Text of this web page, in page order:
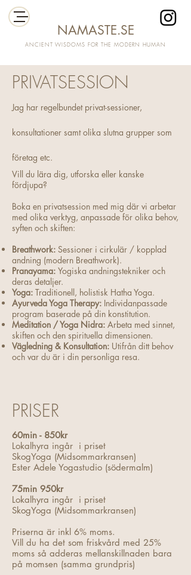
ANCIENT WISDOMS FOR THE MODERN HUMAN
NAMASTE.SE
PRIVATSESSION
Jag har regelbundet privat-sessioner,
konsultationer samt olika slutna grupper som
företag etc.
Vill du lära dig, utforska eller kanske
fördjupa?
Boka en privatsession med mig där vi arbetar
med olika verktyg, anpassade för olika behov,
syften och skiften:
Breathwork: Sessioner i cirkulär / kopplad
andning (modern Breathwork).
Pranayama: Yogiska andningstekniker och
deras detaljer.
Yoga: Traditionell, holistisk Hatha Yoga.
Ayurveda Yoga Therapy: Individanpassade
program baserade på din konstitution.
Meditation / Yoga Nidra: Arbeta med sinnet,
skiften och den spirituella dimensionen.
Vägledning & Konsultation: Utifrån ditt behov
och var du är i din personliga resa.
PRISER
60min - 850kr
Lokalhyra ingår i priset
SkogYoga (Midsommarkransen)
Ester Adele Yogastudio (södermalm)
75min 950kr
Lokalhyra ingår i priset
SkogYoga (Midsommarkransen)
Priserna är inkl 6% moms.
Vill du ha det som friskvård med 25%
moms så adderas mellanskillnaden bara
på momsen (samma grundpris)